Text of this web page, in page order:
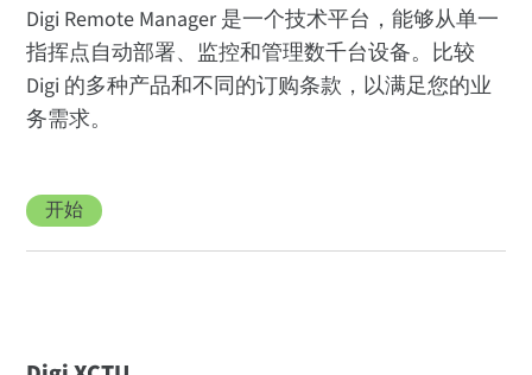
Digi Remote Manager 是一个技术平台，能够从单一
指挥点自动部署、监控和管理数千台设备。比较
Digi 的多种产品和不同的订购条款，以满足您的业
务需求。
开始